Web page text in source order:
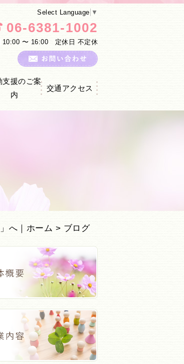
Select Language ▼
06-6381-1002
10:00 〜 16:00 定休日 不定休
支援のご案
内
交通アクセス
へ｜ホーム > ブログ